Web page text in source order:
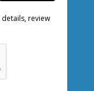
review